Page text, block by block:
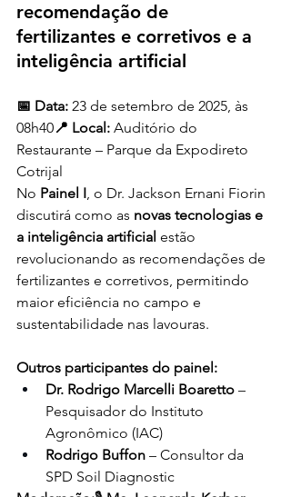
recomendação de
fertilizantes e corretivos e a
inteligência artificial
📅 Data: 23 de setembro de 2025, às
08h40📍 Local: Auditório do
Restaurante – Parque da Expodireto
Cotrijal
No Painel I, o Dr. Jackson Ernani Fiorin
discutirá como as novas tecnologias e
a inteligência artificial estão
revolucionando as recomendações de
fertilizantes e corretivos, permitindo
maior eficiência no campo e
sustentabilidade nas lavouras.
Outros participantes do painel:
Dr. Rodrigo Marcelli Boaretto –
Pesquisador do Instituto
Agronômico (IAC)
Rodrigo Buffon – Consultor da
SPD Soil Diagnostic